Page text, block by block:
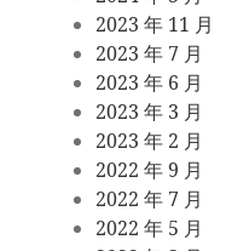
2023 年 11 月
2023 年 7 月
2023 年 6 月
2023 年 3 月
2023 年 2 月
2022 年 9 月
2022 年 7 月
2022 年 5 月